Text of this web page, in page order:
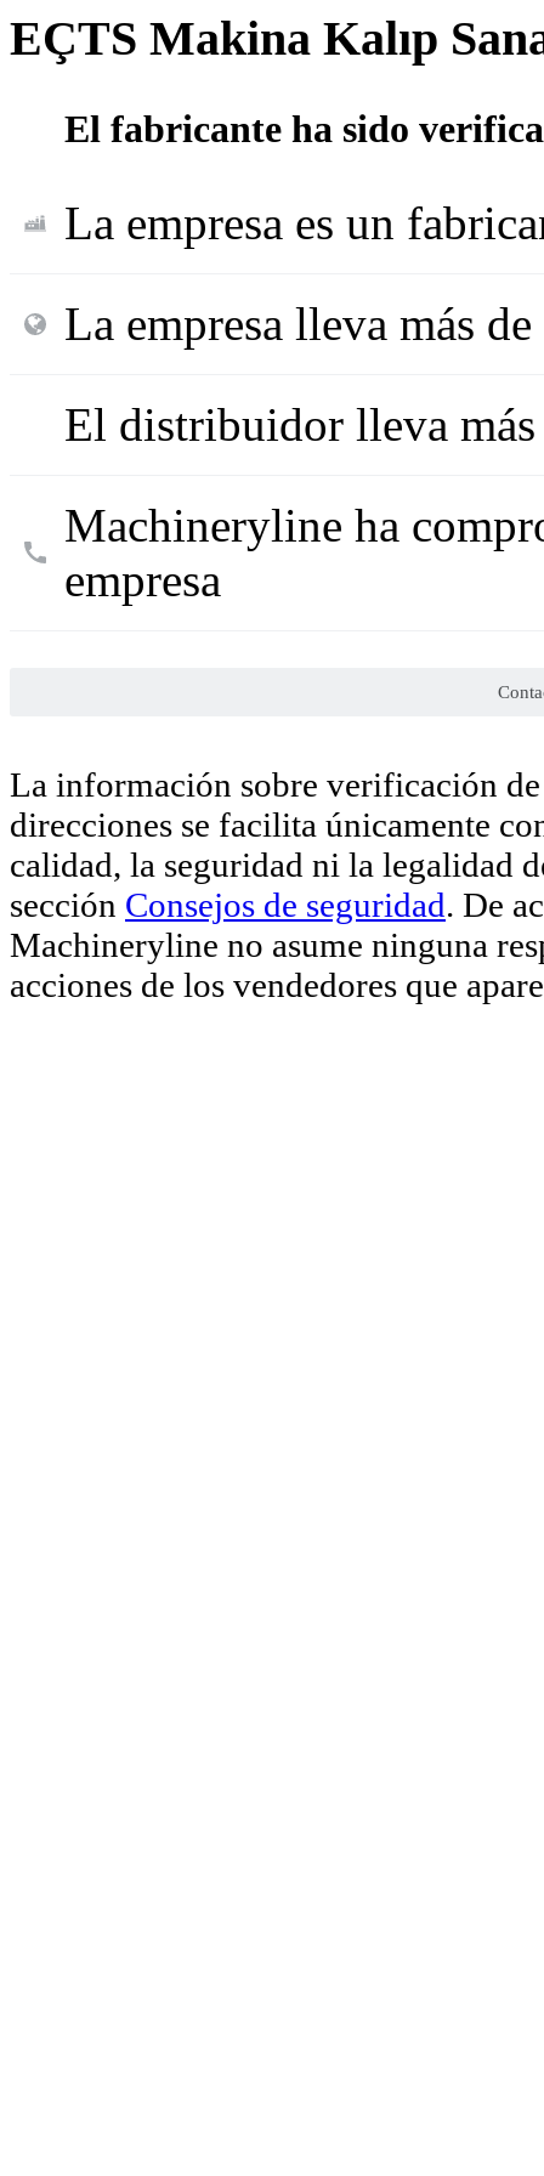
EÇTS Makina Kalıp
El fabricante ha sido
La empresa es un
La empresa lleva más
El distribuidor lleva
Machineryline ha
empresa
La información sobre verificación
direcciones se facilita únicamente
calidad, la seguridad ni la legalidad
sección Consejos de seguridad. De
Machineryline no asume ninguna
acciones de los vendedores que